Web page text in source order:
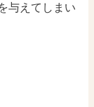
与えてしまい